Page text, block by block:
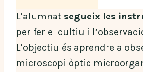
L’alumnat segueix les
per fer el cultiu i
L’objectiu és aprendre a
microscopi òptic